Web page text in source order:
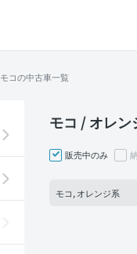
モコの中古車一覧
モコ / オレ
販売中のみ
モコ, オレンジ系